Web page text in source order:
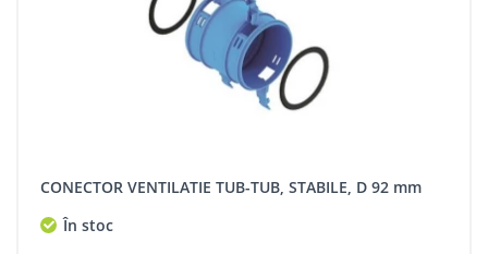
CONECTOR VENTILATIE TUB-TUB, STABILE, D 92 mm
În stoc